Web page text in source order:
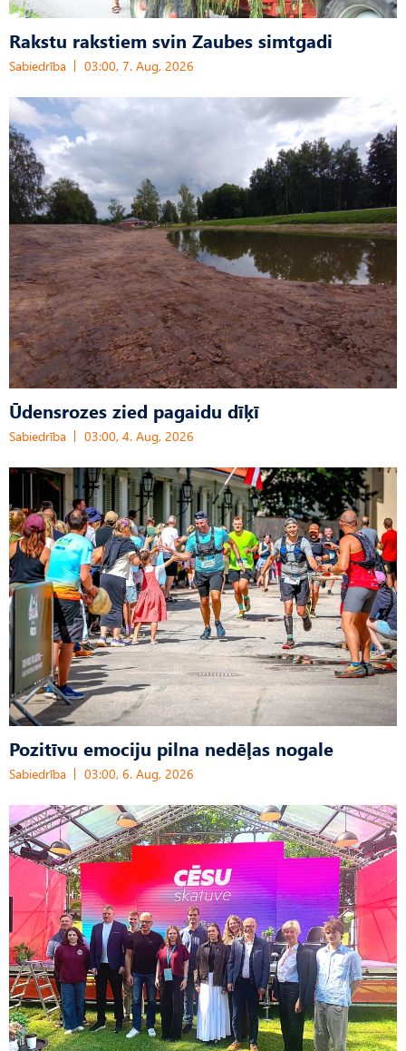
Rakstu rakstiem svin Zaubes simtgadi
Sabiedrība 03:00, 7. Aug, 2026
Ūdensrozes zied pagaidu dīķī
Sabiedrība 03:00, 4. Aug, 2026
Pozitīvu emociju pilna nedēļas nogale
Sabiedrība 03:00, 6. Aug, 2026